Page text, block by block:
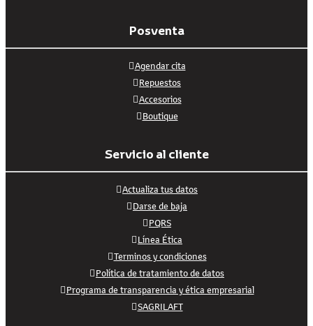
Posventa
Agendar cita
Repuestos
Accesorios
Boutique
Servicio al cliente
Actualiza tus datos
Darse de baja
PQRS
Línea Ética
Terminos y condiciones
Política de tratamiento de datos
Programa de transparencia y ética empresarial
SAGRILAFT